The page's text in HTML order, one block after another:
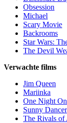
Obsession
Michael
Scary Movie
Backrooms
Star Wars:
The Devil
Verwachte films
Jim Queen
Mariinka
One Night
Sunny Dancer
The Rivals